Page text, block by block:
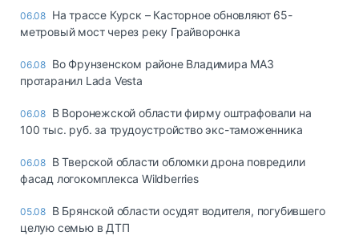
06.08 На трассе Курск – Касторное обновляют 65-
метровый мост через реку Грайворонка
06.08 Во Фрунзенском районе Владимира МАЗ
протаранил Lada Vesta
06.08 В Воронежской области фирму оштрафовали на
100 тыс. руб. за трудоустройство экс-таможенника
06.08 В Тверской области обломки дрона повредили
фасад логокомплекса Wildberries
05.08 В Брянской области осудят водителя, погубившего
целую семью в ДТП